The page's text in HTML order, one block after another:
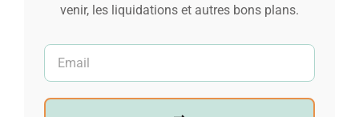
venir, les liquidations et autres bons plans.